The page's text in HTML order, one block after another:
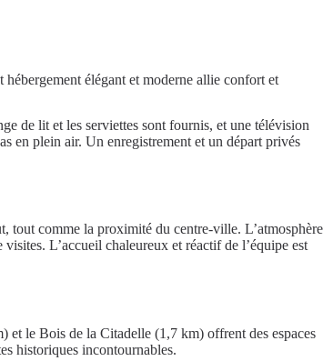
élégant et moderne allie confort et
de lit et les serviettes sont fournis, et une télévision
en plein air. Un enregistrement et un départ privés
tout comme la proximité du centre-ville. L’atmosphère
L’accueil chaleureux et réactif de l’équipe est
et le Bois de la Citadelle (1,7 km) offrent des espaces
historiques incontournables.